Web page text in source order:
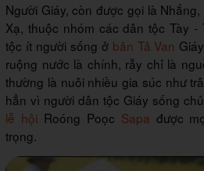
Người Giáy, còn được gọi là
Xạ, thuộc nhóm các dân tộc Tày
tộc ít người sống ở bản Tả Van
ruộng nước là chính, rẫy chỉ là
thường là nuôi nhiều gia súc như
hẳn vì người dân tộc Giáy sống
lễ hội Roóng Poọc Sapa được
trọng.